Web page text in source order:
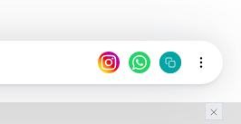
damdamduridam